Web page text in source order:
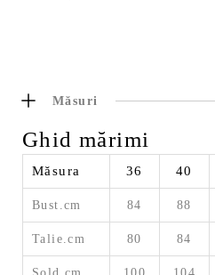
Măsuri
Ghid mărimi
Măsura 36 40
Bust.cm 84 88
Talie.cm 80 84